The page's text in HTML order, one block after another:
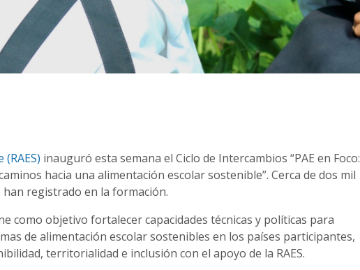
inauguró esta semana el Ciclo de Intercambios “PAE en Foco:
hacia una alimentación escolar sostenible”. Cerca de dos mil
registrado en la formación.
como objetivo fortalecer capacidades técnicas y políticas para
de alimentación escolar sostenibles en los países participantes,
territorialidad e inclusión con el apoyo de la RAES.